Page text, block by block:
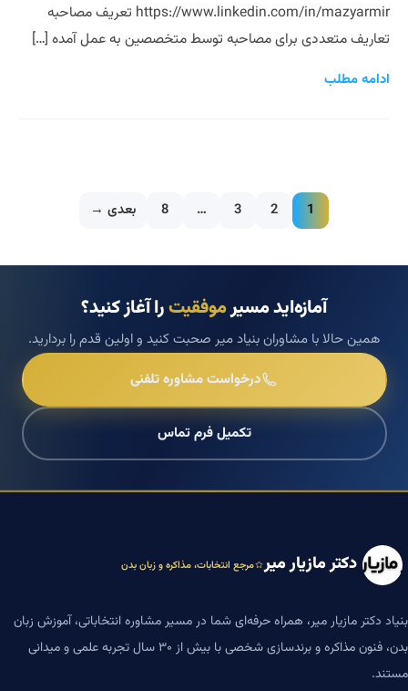
https://www.linkedin.com/in/mazyarmir تعریف مصاحبه
تعاریف متعددی برای مصاحبه توسط متخصصین به عمل آمده […]
ادامه مطلب
1
2
3
…
8 بعدی →
آمازه‌اید مسیرموفقیترا آغاز کنید؟
همین حالا با مشاوران بنیاد میر صحبت کنید و اولین قدم را بردارید.
درخواست مشاوره تلفنی
تکمیل فرم تماس
دکتر مازیار میر مرجع انتخابات، مذاکره و زبان بدن
بنیاد دکتر مازیار میر، همراه حرفه‌ای شما در مسیر مشاوره انتخاباتی، آموزش زبان
بدن، فنون مذاکره و برندسازی شخصی با بیش از ۳۰ سال تجربه علمی و میدانی
مستند.